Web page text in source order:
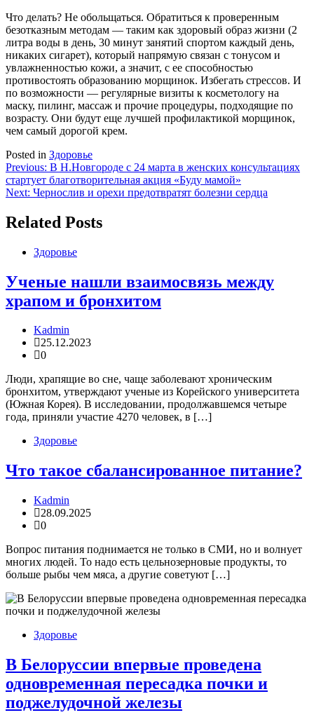
Что делать? Не обольщаться. Обратиться к проверенным
безотказным методам — таким как здоровый образ жизни (2
литра воды в день, 30 минут занятий спортом каждый день,
никаких сигарет), который напрямую связан с тонусом и
увлажненностью кожи, а значит, с ее способностью
противостоять образованию морщинок. Избегать стрессов. И
по возможности — регулярные визиты к косметологу на
маску, пилинг, массаж и прочие процедуры, подходящие по
возрасту. Они будут еще лучшей профилактикой морщинок,
чем самый дорогой крем.
Posted in Здоровье
Навигация
по
Previous: В Н.Новгороде с 24 марта в женских консультациях
стартует благотворительная акция «Буду мамой»
Next: Чернослив и орехи предотвратят болезни сердца
Related Posts
Здоровье
Ученые нашли взаимосвязь между
храпом и бронхитом
Kadmin
25.12.2023
0
Люди, храпящие во сне, чаще заболевают хроническим
бронхитом, утверждают ученые из Корейского университета
(Южная Корея). В исследовании, продолжавшемся четыре
года, приняли участие 4270 человек, в […]
Здоровье
Что такое сбалансированное питание?
Kadmin
28.09.2025
0
Вопрос питания поднимается не только в СМИ, но и волнует
многих людей. То надо есть цельнозерновые продукты, то
больше рыбы чем мяса, а другие советуют […]
Здоровье
В Белоруссии впервые проведена
одновременная пересадка почки и
поджелудочной железы